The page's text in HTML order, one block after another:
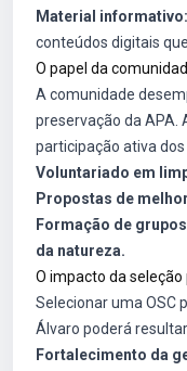
Material informativo:
conteúdos digitais
O papel da
A comunidade
preservação da APA.
participação ativa
Voluntariado em
Propostas de
Formação de
da natureza.
O impacto da seleção
Selecionar uma OSC
Álvaro poderá
Fortalecimento da